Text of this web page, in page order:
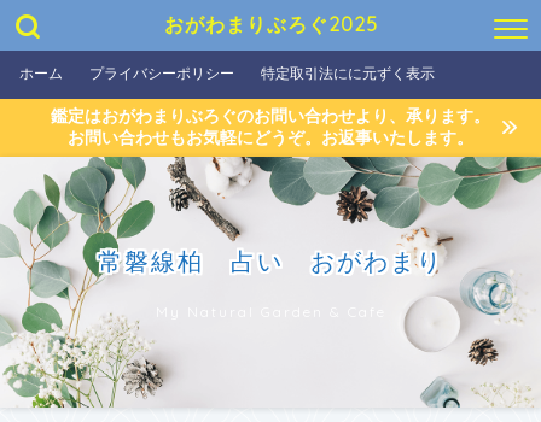
おがわまりぶろぐ2025
ホーム プライバシーポリシー 特定取引法にに元ずく表示
鑑定はおがわまりぶろぐのお問い合わせより、承ります。
お問い合わせもお気軽にどうぞ。お返事いたします。
常磐線柏 占い おがわまり